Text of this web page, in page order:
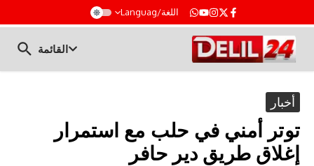
اللغة/Languag
القائمة
أخبار
توتر أمني في حلب مع استمرار
إغلاق طريق دير حافر